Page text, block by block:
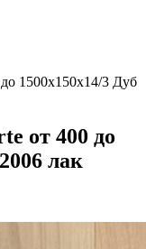
1500х150х14/3 Дуб
от 400 до
лак